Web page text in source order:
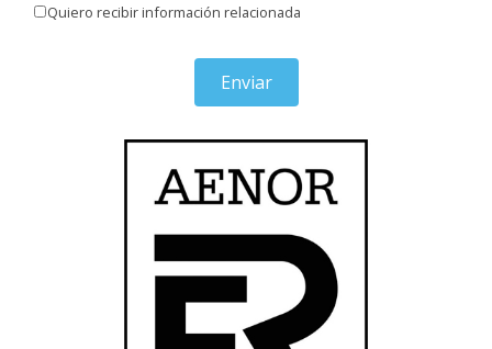
Quiero recibir información relacionada
Enviar